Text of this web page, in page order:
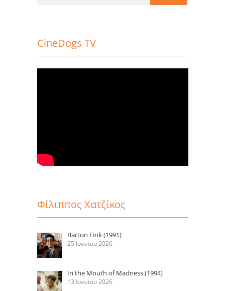
CineDogs TV
Φίλιππος Χατζίκος
Barton Fink (1991)
25 Ιουνίου 2026
In the Mouth of Madness (1994)
13 Ιουνίου 2026